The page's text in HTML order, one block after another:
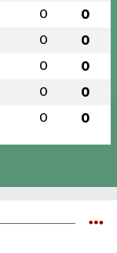
0 0
0 0
0 0
0 0
0 0